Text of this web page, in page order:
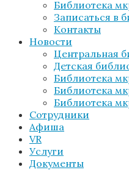
Библиотека
Записаться в
Контакты
Новости
Центральная
Детская
Библиотека
Библиотека
Библиотека
Сотрудники
Афиша
VR
Услуги
Документы